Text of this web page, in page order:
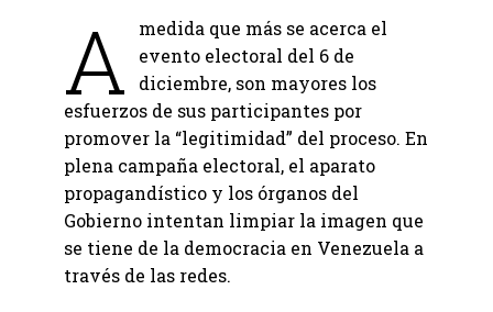
A
medida que más se acerca el
evento electoral del 6 de
diciembre, son mayores los
esfuerzos de sus participantes por
promover la “legitimidad” del proceso. En
plena campaña electoral, el aparato
propagandístico y los órganos del
Gobierno intentan limpiar la imagen que
se tiene de la democracia en Venezuela a
través de las redes.